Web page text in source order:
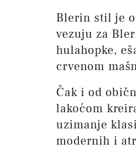
Blerin stil je
vezuju za
hulahopke,
crvenom
Čak i od
lakoćom
uzimanje
modernih i